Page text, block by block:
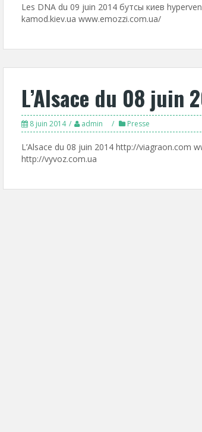
Les DNA du 09 juin 2014 бутсы киев
kamod.kiev.ua www.emozzi.com.ua/
L’Alsace du 08 juin
8 juin 2014 admin Presse
L’Alsace du 08 juin 2014 http://viagraon.com
http://vyvoz.com.ua